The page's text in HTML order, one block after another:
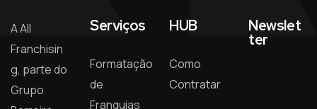
A All
Franchisin
g, parte do
Grupo
Serviços
Formatação
de
Franquias
HUB
Como
Contratar
Newslet
ter